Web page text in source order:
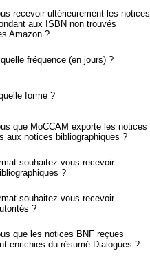
recevoir ultérieurement les notices
aux ISBN non trouvés
Amazon ?
fréquence (en jours) ?
forme ?
que MoCCAM exporte les notices
aux notices bibliographiques ?
souhaitez-vous recevoir
?
souhaitez-vous recevoir
?
que les notices BNF reçues
enrichies du résumé Dialogues ?